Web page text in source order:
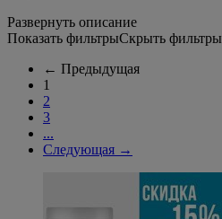
Развернуть описание
Показать фильтрыСкрыть фильтры
← Предыдущая
1
2
3
...
Следующая →